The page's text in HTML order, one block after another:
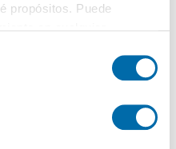
propósitos. Puede
su ubicación geográfica
Call